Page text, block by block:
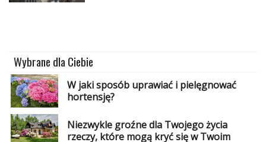
Wybrane dla Ciebie
W jaki sposób uprawiać i pielęgnować
hortensję?
Niezwykle groźne dla Twojego życia
rzeczy, które mogą kryć się w Twoim